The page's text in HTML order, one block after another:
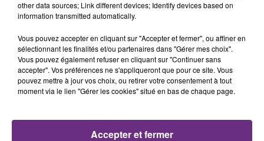
Est-Ce Que Tu M'aimes ?
ALEX WARREN
Fever Dream
16h36
16h36 16h33
16h33
other data sources; Link different devices; Identify devices based on
information transmitted automatically.
Vous pouvez accepter en cliquant sur "Accepter et fermer", ou affiner en
sélectionnant les finalités et/ou partenaires dans "Gérer mes choix".
Vous pouvez également refuser en cliquant sur "Continuer sans
accepter". Vos préférences ne s'appliqueront que pour ce site. Vous
pouvez mettre à jour vos choix, ou retirer votre consentement à tout
moment via le lien "Gérer les cookies" situé en bas de chaque page.
Accepter et fermer